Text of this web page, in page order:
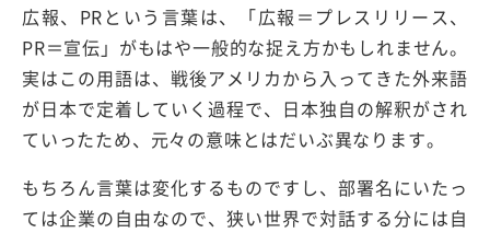
広報、PRという言葉は、「広報＝プレスリリース、
PR＝宣伝」がもはや一般的な捉え方かもしれません。
実はこの用語は、戦後アメリカから入ってきた外来語
が日本で定着していく過程で、日本独自の解釈がされ
ていったため、元々の意味とはだいぶ異なります。
もちろん言葉は変化するものですし、部署名にいたっ
ては企業の自由なので、狭い世界で対話する分には自